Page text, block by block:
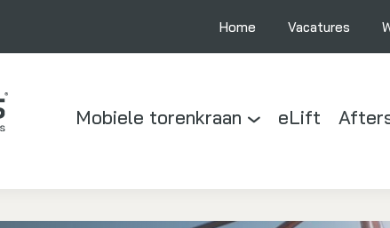
Home Vacatures
Mobiele torenkraan eLift